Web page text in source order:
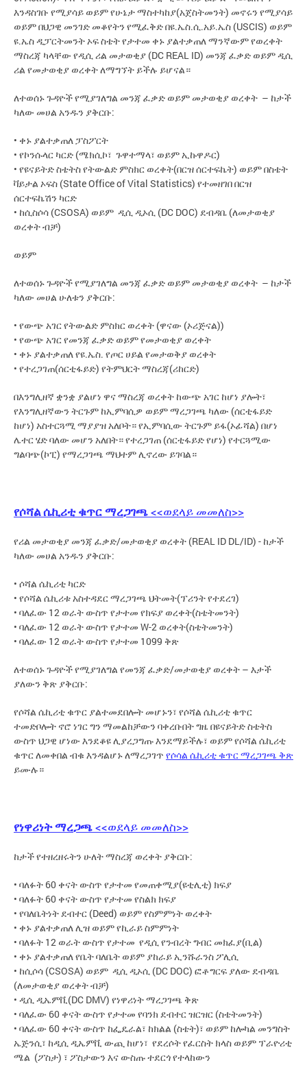
እንዳስገቡ የሚያሳይ ወይም የሁኔታ ማስተካከያ(አጀስትመንት) መኖሩን የሚያሳይ
ወይም በህጋዊ መንገድ መቆየትን የሚፈቅድ በዩ.ኤስ.ሲ.አይ.ኤስ (USCIS) ወይም
ዩ.ኤስ ዲፓርትመንት ኦፍ ስቴት የታተመ ቀኑ ያልተቃጠለ ማንኛውም የወረቀት
ማስረጃ ካላቸው የዲሲ ሪል መታወቂያ (DC REAL ID) መንጃ ፈቃድ ወይም ዲሲ
ሪል የመታወቂያ ወረቀት ለማግኘት ይችሉ ይሆናል።
ለተወሰኑ ጉዳዮች የሚያገለግል መንጃ ፈቃድ ወይም መታወቂያ ወረቀት – ከታች
ካለው መሀል አንዱን ያቅርቡ:
• ቀኑ ያልተቃጠለ ፓስፖርት
• የኮንሱላር ካርድ (ሜክሲኮ፣ ጉዋተማላ፣ ወይም ኢኩዋዶር)
• የዩናይትድ ስቴትስ የትውልድ ምስክር ወረቀት(በርዝ ሰርተፍኬት) ወይም በስቴት
ቫይታል ኦፍስ (State Office of Vital Statistics) የተመዘገበ በርዝ
ሰርተፍኬሽን ካርድ
• ከሲስሶሳ (CSOSA) ወይም ዲሲ ዲኦሲ (DC DOC) ደብዳቤ (ለመታወቂያ
ወረቀት ብቻ)
ወይም
ለተወሰኑ ጉዳዮች የሚያገለግል መንጃ ፈቃድ ወይም መታወቂያ ወረቀት – ከታች
ካለው መሀል ሁለቱን ያቅርቡ:
• የውጭ አገር የትውልድ ምስክር ወረቀት (ዋናው (ኦሪጅናል))
• የውጭ አገር የመንጃ ፈቃድ ወይም የመታወቂያ ወረቀት
• ቀኑ ያልተቃጠለ የዩ.ኤስ. የጦር ሀይል የመታወቅያ ወረቀት
• የተረጋገጠ(ሰርቲፋይድ) የትምህርት ማስረጃ(ሪከርድ)
በእንግሊዘኛ ቋንቋ ያልሆነ ዋና ማስረጃ ወረቀት ከውጭ አገር ከሆነ ያሎት፣
የእንግሊዘኛውን ትርጉም ከኢምባሲዎ ወይም ማረጋገጫ ካለው (ሰርቲፋይድ
ከሆነ) አስተርጓሚ ማያያዝ አለቦት። የኢምባሲው ትርጉም ይፋ(ኦፊሻል) በሆነ
ሌተር ሄድ ባለው መሆን አለበት። የተረጋገጠ (ሰርቲፋይድ የሆነ) የተርጓሚው
ግልባጭ(ኮፒ) የማረጋገጫ ማህተም ሊኖረው ይገባል።
የሶሻል ሴኪሪቲ ቁጥር ማረጋገጫ<<ወደላይ መመለስ>>
የሪል መታወቂያ መንጃ ፈቃድ/መታወቂያ ወረቀት (REAL ID DL/ID) - ከታች
ካለው መሀል አንዱን ያቅርቡ:
• ሶሻል ሴኪሪቲ ካርድ
• የሶሻል ሴኪሪቱ አስተዳደር ማረጋገጫ ህትመት(ፕሪንት የተደረገ)
• ባለፈው 12 ወራት ውስጥ የታተመ የክፍያ ወረቀት(ስቴትመንት)
• ባለፈው 12 ወራት ውስጥ የታተመ W-2 ወረቀት(ስቴትመንት)
• ባለፈው 12 ወራት ውስጥ የታተመ 1099 ቅጽ
ለተወሰኑ ጉዳዮች የሚያገለግል የመንጃ ፈቃድ/መታወቂያ ወረቀት – እታች
ያለውን ቅጽ ያቅርቡ:
የሶሻል ሴኪሪቲ ቁጥር ያልተመደበሎት መሆኑን፣ የሶሻል ሴኪሪቲ ቁጥር
ተመድቦሎት ኖሮ ነገር ግን ማመልከቻውን ባቀረቡበት ግዜ በዩናይትድ ስቴትስ
ውስጥ ህጋዊ ሆነው እንደቆዩ ሊያረጋግጡ እንደማይችሉ፣ ወይም የሶሻል ሴኪሪቲ
ቁጥር ለመቀበል ብቁ እንዳልሆኑ ለማረጋገጥ የሶሳል ሴኪሪቲ ቁጥር ማረጋገጫ ቅጽ
ይሙሉ።
የነዋሪነት ማረጋጫ<<ወደላይ መመለስ>>
ከታች የተዘረዘሩትን ሁለት ማስረጃ ወረቀት ያቅርቡ:
• ባለፉት 60 ቀናት ውስጥ የታተመ የመጠቀሚያ(ዩቲሊቲ) ክፍያ
• ባለፉት 60 ቀናት ውስጥ የታተመ የስልክ ክፍያ
• የባለቤትነት ደብተር (Deed) ወይም የስምምነት ወረቀት
• ቀኑ ያልተቃጠለ ሊዝ ወይም የኪራይ ስምምነት
• ባለፉት 12 ወራት ውስጥ የታተመ የዲሲ የንብረት ግብር መክፈያ(ቢል)
• ቀኑ ያልተቃጠለ የቤት ባለቤት ወይም ያከራይ ኢንሹራንስ ፖሊሲ
• ከሲሶሳ (CSOSA) ወይም ዲሲ ዲኦሲ (DC DOC) ፎቶግርፍ ያለው ደብዳቤ
(ለመታወቂያ ወረቀት ብቻ)
• ዲሲ ዲኤምቪ(DC DMV) የነዋሪነት ማረጋገጫ ቅጽ
• ባለፈው 60 ቀናት ውስጥ የታተመ የባንክ ደብተር ዝርዝር (ስቴትመንት)
• ባለፈው 60 ቀናት ውስጥ ከፌዴራል፣ ከክልል (ስቴት)፣ ወይም ከሎካል መንግስት
ኤጅንሲ፣ ከዲሲ ዲኤምቪ ውጪ ከሆነ፣ የደረሶት የፈርስት ክላስ ወይም ፕራዮሪቲ
ሜል (ፖስታ) ፣ ፖስታውን እና ውስጡ ተደርጎ የተላከውን